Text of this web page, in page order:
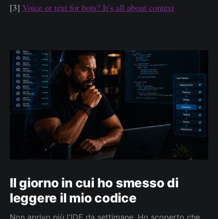
[3] Voice or text for bots? It’s all about context
Il giorno in cui ho smesso di
leggere il mio codice
Non aprivo più l'IDE da settimane. Ho scoperto che